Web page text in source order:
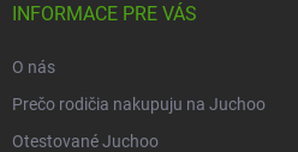
INFORMACE PRE VÁS
O nás
Prečo rodičia nakupuju na Juchoo
Otestované Juchoo